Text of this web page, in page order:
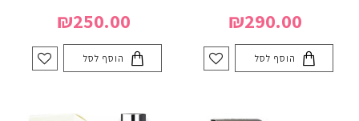
₪290.00
הוסף לסל
₪250.00
הוסף לסל